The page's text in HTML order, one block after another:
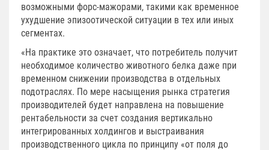
возможными форс-мажорами, такими как временное
ухудшение эпизоотической ситуации в тех или иных
сегментах.
«На практике это означает, что потребитель получит
необходимое количество животного белка даже при
временном снижении производства в отдельных
подотраслях. По мере насыщения рынка стратегия
производителей будет направлена на повышение
рентабельности за счет создания вертикально
интегрированных холдингов и выстраивания
производственного цикла по принципу «от поля до